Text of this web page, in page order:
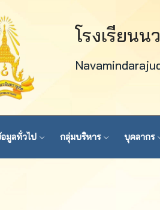
โรงเรียน
มูลทั่วไป กลุ่มบริหาร บุคลากร